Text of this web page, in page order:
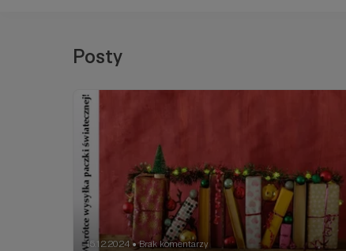
Posty
15.12.2024 ● Brak komentarzy